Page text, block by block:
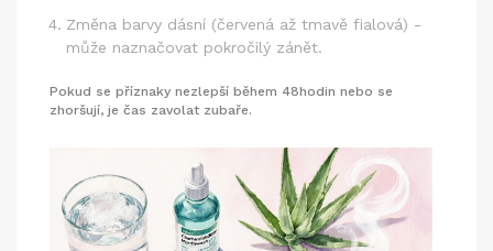
Změna barvy dásní (červená až tmavě fialová) -
může naznačovat pokročilý zánět.
Pokud se příznaky nezlepší během 48hodin nebo se
zhoršují, je čas zavolat zubaře.